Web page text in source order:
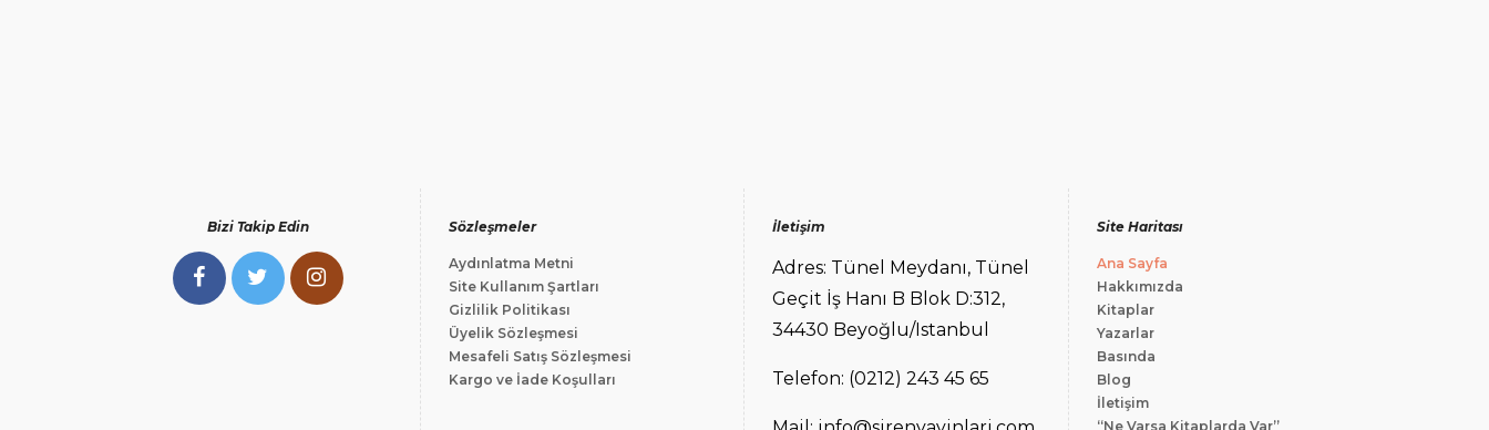
Bizi Takip Edin Sözleşmeler
Aydınlatma Metni
Site Kullanım Şartları
Gizlilik Politikası
Üyelik Sözleşmesi
Mesafeli Satış Sözleşmesi
Kargo ve İade Koşulları
İletişim
Adres: Tünel Meydanı, Tünel
Geçit İş Hanı B Blok D:312,
34430 Beyoğlu/Istanbul
Telefon: (0212) 243 45 65
Site Haritası
Ana Sayfa
Hakkımızda
Kitaplar
Yazarlar
Basında
Blog
İletişim
“Ne Varsa Kitaplarda Var”